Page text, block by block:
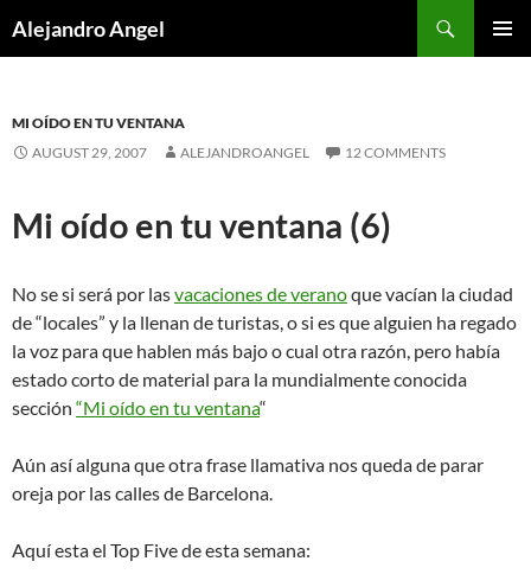
toAlejandro Angel
MI OÍDO EN TU VENTANA
AUGUST 29, 2007
ALEJANDROANGEL 12 COMMENTS
Mi oído en tu ventana (6)
No se si será por lasvacaciones de veranoque vacían la ciudad
de “locales” y la llenan de turistas, o si es que alguien ha regado
la voz para que hablen más bajo o cual otra razón, pero había
estado corto de material para la mundialmente conocida
sección “Mi oído en tu ventana“
Aún así alguna que otra frase llamativa nos queda de parar
oreja por las calles de Barcelona.
Aquí esta el Top Five de esta semana: